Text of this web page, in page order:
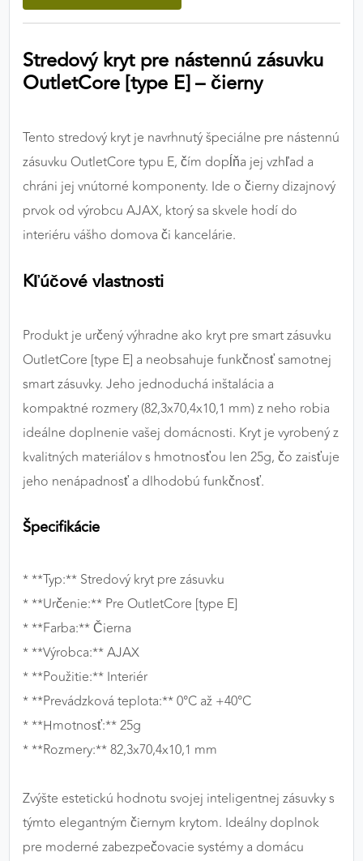
Stredový kryt pre nástennú zásuvku
OutletCore [type E] – čierny
Tento stredový kryt je navrhnutý špeciálne pre nástennú
zásuvku OutletCore typu E, čím dopĺňa jej vzhľad a
chráni jej vnútorné komponenty. Ide o čierny dizajnový
prvok od výrobcu AJAX, ktorý sa skvele hodí do
interiéru vášho domova či kancelárie.
Kľúčové vlastnosti
Produkt je určený výhradne ako kryt pre smart zásuvku
OutletCore [type E] a neobsahuje funkčnosť samotnej
smart zásuvky. Jeho jednoduchá inštalácia a
kompaktné rozmery (82,3x70,4x10,1 mm) z neho robia
ideálne doplnenie vašej domácnosti. Kryt je vyrobený z
kvalitných materiálov s hmotnosťou len 25g, čo zaisťuje
jeho nenápadnosť a dlhodobú funkčnosť.
Špecifikácie
* **Typ:** Stredový kryt pre zásuvku
* **Určenie:** Pre OutletCore [type E]
* **Farba:** Čierna
* **Výrobca:** AJAX
* **Použitie:** Interiér
* **Prevádzková teplota:** 0°C až +40°C
* **Hmotnosť:** 25g
* **Rozmery:** 82,3x70,4x10,1 mm
Zvýšte estetickú hodnotu svojej inteligentnej zásuvky s
týmto elegantným čiernym krytom. Ideálny doplnok
pre moderné zabezpečovacie systémy a domácu
výkon a funkčnosť našich stránok.
Google Analytics
Poskytovateľ: Google
MARKETINGOVÉ COOKIES
správania používateľov naprieč webovými
stránkami. Umožňujú nám a našim partnerom
zobrazovať cielenú a relevantnú reklamu, a to na